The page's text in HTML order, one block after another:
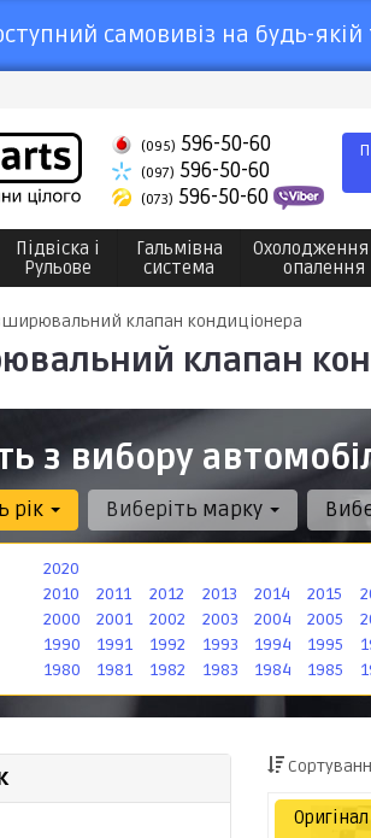
самовивіз на будь-
(095) 596-50-60
(097) 596-50-60
(073) 596-50-60
Підвіска і
Рульове
Гальмівна
система
Охолодження
опалення
клапан кондиціонера
клапан
з вибору
рік
2020
2010 2011 2012 2013 2014 2015
2000 2001 2002 2003 2004 2005
1990 1991 1992 1993 1994 1995
1980 1981 1982 1983 1984 1985
Виберіть марку
Оригінал